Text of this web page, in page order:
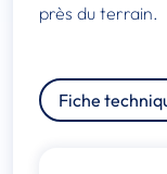
près du terrain.
Fiche